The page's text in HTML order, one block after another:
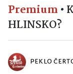
Premium •
HLINSKO?
PEKLO